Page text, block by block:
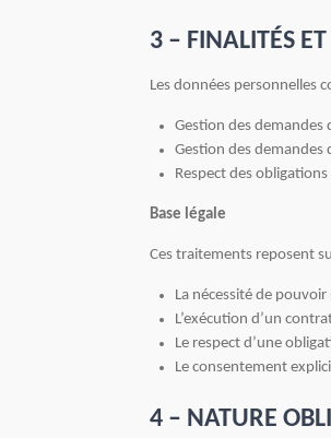
3 – FINALITÉS
Les données personnelles
Gestion des demandes
Gestion des demandes
Respect des
Base légale
Ces traitements reposent
La nécessité de
L’exécution d’un
Le respect d’une
Le consentement
4 – NATURE